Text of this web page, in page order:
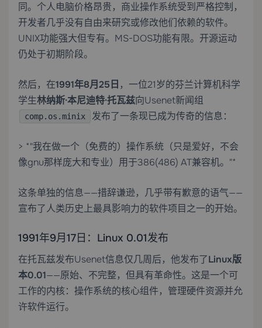
同。个人电脑价格昂贵，商业操作系统受到严格控制，
开发者几乎没有自由来研究或修改他们依赖的软件。
UNIX功能强大但专有。MS-DOS功能有限。开源运动
仍处于初期阶段。
然后，在1991年8月25日 ，一位21岁的芬兰计算机科学
学生林纳斯·本尼迪特·托瓦兹向Usenet新闻组
comp.os.minix 发布了一条现已成为传奇的信息：
> *"我在做一个（免费的）操作系统（只是爱好，不会
像gnu那样庞大和专业）用于386(486) AT兼容机。"*
这条单独的信息——措辞谦逊，几乎带有歉意的语气——
宣布了人类历史上最具影响力的软件项目之一的开始。
1991年9月17日：Linux 0.01发布
在托瓦兹发布Usenet信息仅几周后，他发布了Linux版
本0.01——原始、不完整，但具有革命性。这是一个可
工作的内核：操作系统的核心组件，管理硬件资源并允
许软件运行。